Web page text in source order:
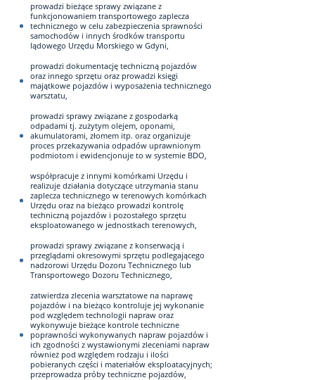
prowadzi bieżące sprawy związane z
funkcjonowaniem transportowego zaplecza
technicznego w celu zabezpieczenia sprawności
samochodów i innych środków transportu
lądowego Urzędu Morskiego w Gdyni,
prowadzi dokumentację techniczną pojazdów
oraz innego sprzętu oraz prowadzi księgi
majątkowe pojazdów i wyposażenia technicznego
warsztatu,
prowadzi sprawy związane z gospodarką
odpadami tj. zużytym olejem, oponami,
akumulatorami, złomem itp. oraz organizuje
proces przekazywania odpadów uprawnionym
podmiotom i ewidencjonuje to w systemie BDO,
współpracuje z innymi komórkami Urzędu i
realizuje działania dotyczące utrzymania stanu
zaplecza technicznego w terenowych komórkach
Urzędu oraz na bieżąco prowadzi kontrolę
techniczną pojazdów i pozostałego sprzętu
eksploatowanego w jednostkach terenowych,
prowadzi sprawy związane z konserwacją i
przeglądami okresowymi sprzętu podlegającego
nadzorowi Urzędu Dozoru Technicznego lub
Transportowego Dozoru Technicznego,
zatwierdza zlecenia warsztatowe na naprawę
pojazdów i na bieżąco kontroluje jej wykonanie
pod względem technologii napraw oraz
wykonywuje bieżące kontrole techniczne
poprawności wykonywanych napraw pojazdów i
ich zgodności z wystawionymi zleceniami napraw
również pod względem rodzaju i ilości
pobieranych części i materiałów eksploatacyjnych;
przeprowadza próby techniczne pojazdów,